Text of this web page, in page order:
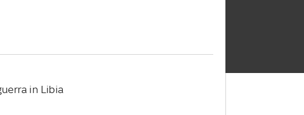
in Libia